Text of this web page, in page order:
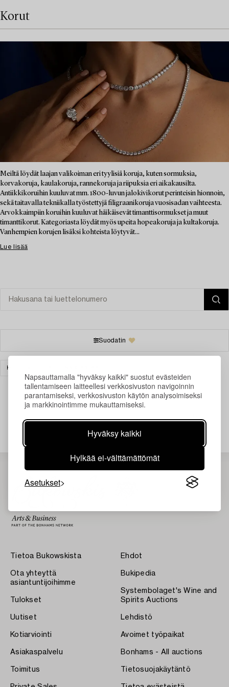
Napsauttamalla "hyväksy kaikki" suostut evästeiden
tallentamiseen laitteellesi verkkosivuston navigoinnin
parantamiseksi, verkkosivuston käytön analysoimiseksi
ja markkinointimme mukauttamiseksi.
Hyväksy kaikki
Hylkää ei-välttämättömät
Asetukset
Korut
Meiltä löydät laajan valikoiman eri tyylisiä koruja, kuten sormuksia,
korvakoruja, kaulakoruja, rannekoruja ja riipuksia eri aikakausilta.
Antiikkikoruihin kuuluvat mm. 1800-luvun jalokivikorut perinteisin hionnoin,
sekä taitavalla tekniikalla työstettyjä filigraanikoruja vuosisadan vaihteesta.
Arvokkaimpiin koruihin kuuluvat häikäisevät timanttisormukset ja muut
timanttikorut. Kategoriasta löydät myös upeita hopeakoruja ja kultakoruja.
Vanhempien korujen lisäksi kohteista löytyvät...
Lue lisää
Suodatin
KORUT
Tietoa Bukowskista
Ota yhteyttä
asiantuntijoihimme
Tulokset
Uutiset
Kotiarviointi
Asiakaspalvelu
Toimitus
Ehdot
Bukipedia
Systembolaget's Wine and
Spirits Auctions
Lehdistö
Avoimet työpaikat
Bonhams - All auctions
Tietosuojakäytäntö